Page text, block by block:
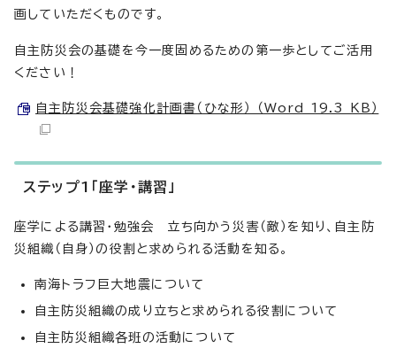
画していただくものです。
自主防災会の基礎を今一度固めるための第一歩としてご活用
ください！
自主防災会基礎強化計画書（ひな形） （Word 19.3 KB）
ステップ1「座学・講習」
座学による講習・勉強会 立ち向かう災害（敵）を知り、自主防
災組織（自身）の役割と求められる活動を知る。
南海トラフ巨大地震について
自主防災組織の成り立ちと求められる役割について
自主防災組織各班の活動について